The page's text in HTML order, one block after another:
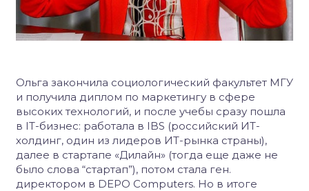
Ольга закончила социологический факультет МГУ
и получила диплом по маркетингу в сфере
высоких технологий, и после учебы сразу пошла
в IT-бизнес: работала в IBS (российский ИТ-
холдинг, один из лидеров ИТ-рынка страны),
далее в стартапе «Дилайн» (тогда еще даже не
было слова “cтартап”), потом стала ген.
директором в DEPO Computers. Но в итоге